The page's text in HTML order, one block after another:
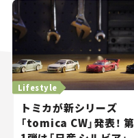
トミカが新シリーズ
「tomica CW」発表！ 第
Lifestyle